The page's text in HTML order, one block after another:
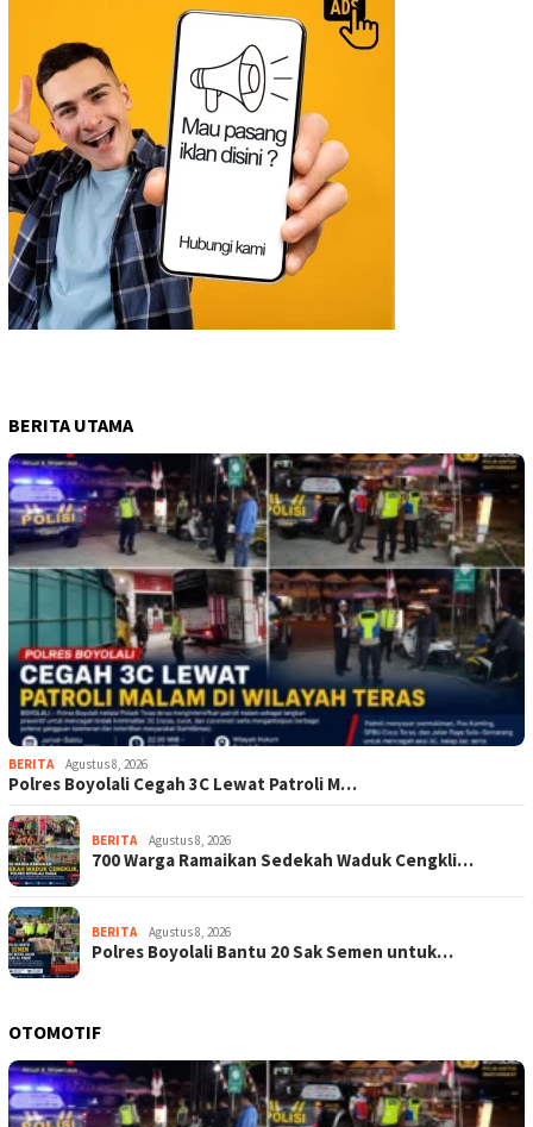
BERITA UTAMA
BERITA Agustus 8, 2026
Polres Boyolali Cegah 3C Lewat Patroli M…
BERITA Agustus 8, 2026
700 Warga Ramaikan Sedekah Waduk Cengkli…
BERITA Agustus 8, 2026
Polres Boyolali Bantu 20 Sak Semen untuk…
OTOMOTIF